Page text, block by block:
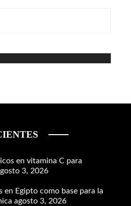
en vitamina C para
3, 2026
en Egipto como base para la
agosto 3, 2026